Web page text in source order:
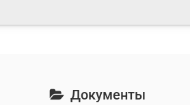
Документы